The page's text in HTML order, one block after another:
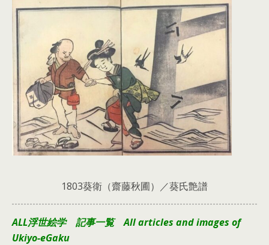
1803葵衛（齋藤秋圃）／葵氏艶譜
ALL浮世絵学 記事一覧 All articles and images of
Ukiyo-eGaku